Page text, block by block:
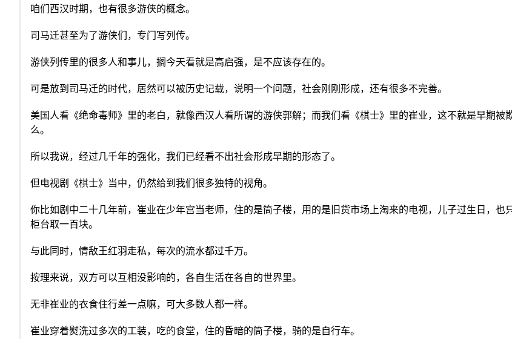
咱们西汉时期，也有很多游侠的概念。
司马迁甚至为了游侠们，专门写列传。
游侠列传里的很多人和事儿，搁今天看就是高启强，是不应该存在的。
可是放到司马迁的时代，居然可以被历史记载，说明一个问题，社会刚刚形成，还有很多不完善。
美国人看《绝命毒师》里的老白，就像西汉人看所谓的游侠郭解；而我们看《棋士》里的崔业，这不就是早期被
么。
所以我说，经过几千年的强化，我们已经看不出社会形成早期的形态了。
但电视剧《棋士》当中，仍然给到我们很多独特的视角。
你比如剧中二十几年前，崔业在少年宫当老师，住的是筒子楼，用的是旧货市场上淘来的电视，儿子过生日，也
柜台取一百块。
与此同时，情敌王红羽走私，每次的流水都过千万。
按理来说，双方可以互相没影响的，各自生活在各自的世界里。
无非崔业的衣食住行差一点嘛，可大多数人都一样。
崔业穿着熨洗过多次的工装，吃的食堂，住的昏暗的筒子楼，骑的是自行车。